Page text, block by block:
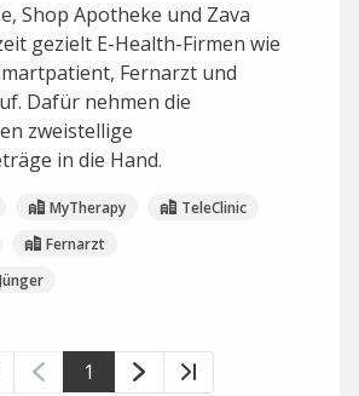
Shop Apotheke und Zava
gezielt E-Health-Firmen wie
Fernarzt und
Dafür nehmen die
zweistellige
in die Hand.
MyTherapy
TeleClinic
Fernarzt
1